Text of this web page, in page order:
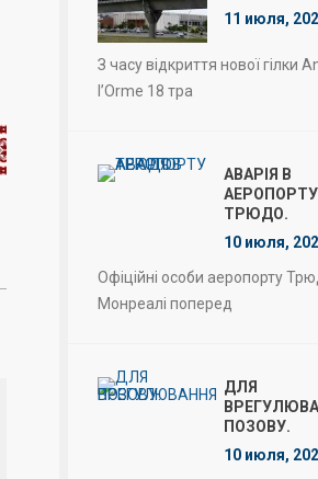
11 июля,
З часу відкриття нової гілки
l’Orme 18 тра
АВАРІЯ В
АЕРОПОРТУ
ТРЮДО.
10 июля,
Офіційні особи аеропорту
Монреалі поперед
ДЛЯ
ПОЗОВУ.
10 июля,